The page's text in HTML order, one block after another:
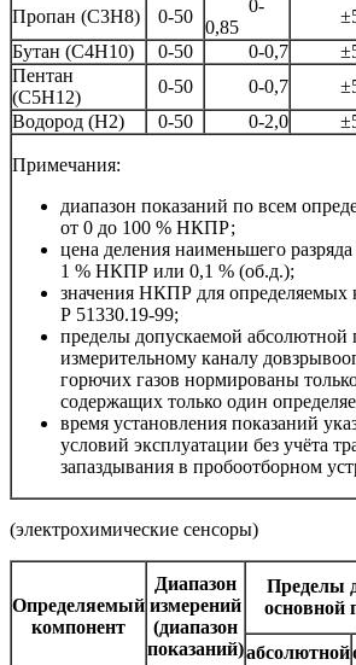
Пропан (C3H8)
0-50
0-
0,85
Бутан (C4H10)
0-50 0-0,7
Пентан
(C5H12)
0-50 0-0,7
Водород (H2)
0-50 0-2,0
Примечания:
диапазон показаний по всем
от 0 до 100 % НКПР;
цена деления наименьшего
1 % НКПР или 0,1 % (об.д.);
значения НКПР для
Р 51330.19-99;
пределы допускаемой абсолютной
измерительному каналу
горючих газов нормированы
содержащих только один
время установления показаний
условий эксплуатации без учёта
запаздывания в пробоотборном
(электрохимические сенсоры)
Определяемый
компонент
Диапазон
измерений
(диапазон
показаний)
Пределы
основной
абсолютной